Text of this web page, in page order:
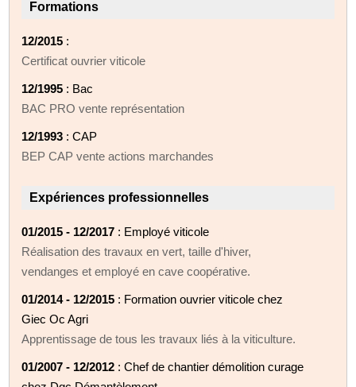
Formations
12/2015 :
Certificat ouvrier viticole
12/1995 : Bac
BAC PRO vente représentation
12/1993 : CAP
BEP CAP vente actions marchandes
Expériences professionnelles
01/2015 - 12/2017 : Employé viticole
Réalisation des travaux en vert, taille d'hiver,
vendanges et employé en cave coopérative.
01/2014 - 12/2015 : Formation ouvrier viticole chez
Giec Oc Agri
Apprentissage de tous les travaux liés à la viticulture.
01/2007 - 12/2012 : Chef de chantier démolition curage